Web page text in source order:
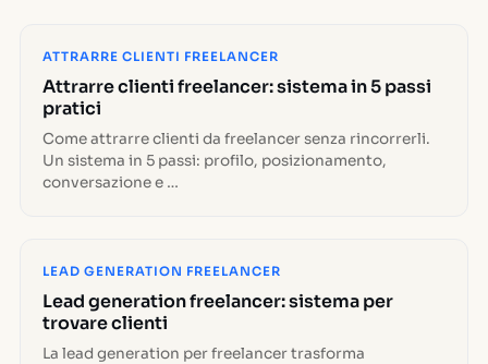
ATTRARRE CLIENTI FREELANCER
Attrarre clienti freelancer: sistema in 5 passi
pratici
Come attrarre clienti da freelancer senza rincorrerli.
Un sistema in 5 passi: profilo, posizionamento,
conversazione e …
LEAD GENERATION FREELANCER
Lead generation freelancer: sistema per
trovare clienti
La lead generation per freelancer trasforma